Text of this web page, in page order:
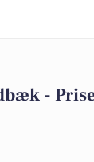
-